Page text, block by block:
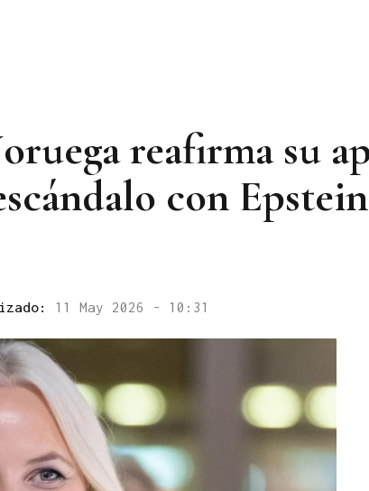
reafirma su
con Epstein
11 May 2026 - 10:31